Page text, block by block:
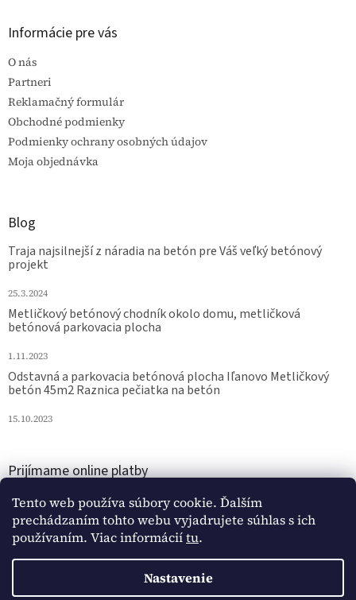
Tento web používa súbory cookie. Ďalším
prechádzaním tohto webu vyjadrujete súhlas s ich
používaním. Viac informáciítu.
Nastavenie
Informácie pre vás
O nás
Partneri
Reklamačný formulár
Obchodné podmienky
Podmienky ochrany osobných údajov
Moja objednávka
Blog
Traja najsilnejší z náradia na betón pre Váš veľký betónový
projekt
25.3.2024
Metličkový betónový chodník okolo domu, metličková
betónová parkovacia plocha
1.11.2023
Odstavná a parkovacia betónová plocha Iľanovo Metličkový
betón 45m2 Raznica pečiatka na betón
15.10.2023
Prijímame online platby
Vytvoril Shoptet